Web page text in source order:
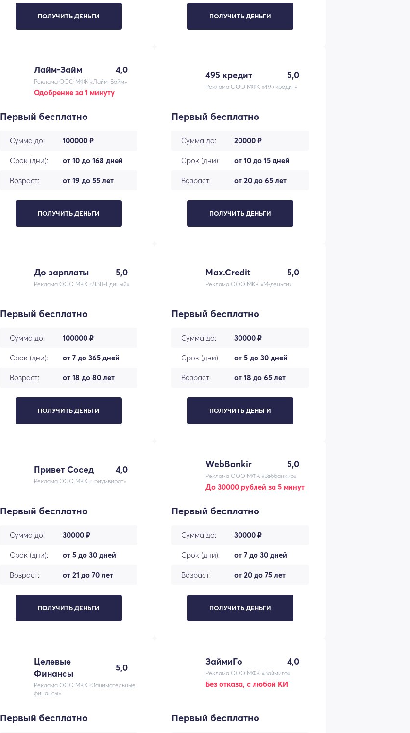
ПОЛУЧИТЬ ДЕНЬГИ ПОЛУЧИТЬ ДЕНЬГИ
Лайм-Займ 4,0
Реклама ООО МФК «Лайм-Займ»
Одобрение за 1 минуту
Первый бесплатно
Сумма до: 100000 ₽
Срок (дни): от 10 до 168 дней
Возраст: от 19 до 55 лет
ПОЛУЧИТЬ ДЕНЬГИ
495 кредит 5,0
Реклама ООО МФК «495 кредит»
Первый бесплатно
Сумма до: 20000 ₽
Срок (дни): от 10 до 15 дней
Возраст: от 20 до 65 лет
ПОЛУЧИТЬ ДЕНЬГИ
До зарплаты 5,0
Реклама ООО МКК «ДЗП-Единый»
Первый бесплатно
Сумма до: 100000 ₽
Срок (дни): от 7 до 365 дней
Возраст: от 18 до 80 лет
ПОЛУЧИТЬ ДЕНЬГИ
Max.Credit 5,0
Реклама ООО МКК «М-деньги»
Первый бесплатно
Сумма до: 30000 ₽
Срок (дни): от 5 до 30 дней
Возраст: от 18 до 65 лет
ПОЛУЧИТЬ ДЕНЬГИ
Привет Сосед 4,0
Реклама ООО МКК «Триумвират»
Первый бесплатно
Сумма до: 30000 ₽
Срок (дни): от 5 до 30 дней
Возраст: от 21 до 70 лет
ПОЛУЧИТЬ ДЕНЬГИ
WebBankir 5,0
Реклама ООО МФК «Вэббанкир»
До 30000 рублей за 5 минут
Первый бесплатно
Сумма до: 30000 ₽
Срок (дни): от 7 до 30 дней
Возраст: от 20 до 75 лет
ПОЛУЧИТЬ ДЕНЬГИ
Целевые
Финансы
5,0
Реклама ООО МКК «Занимательные
финансы»
Первый бесплатно
ЗаймиГо 4,0
Реклама ООО МФК «Займиго»
Без отказа, с любой КИ
Первый бесплатно